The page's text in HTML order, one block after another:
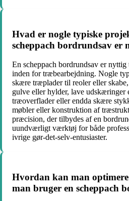
Hvad er nogle typiske
scheppach bordrundsav er
En scheppach bordrundsav er
inden for træbearbejdning. Nogle
skære træplader til reoler eller
gulve eller hylder, lave udskæringer
træoverflader eller endda skære
møbler eller konstruktion af
præcision, der tilbydes af en
uundværligt værktøj for både
ivrige gør-det-selv-entusiaster.
Hvordan kan man
man bruger en scheppach